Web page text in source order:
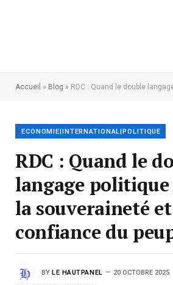
Accueil » Blog » RDC : Quand le double langage politique fragilise
ECONOMIE|INTERNATIONAL|POLITIQUE
RDC : Quand le
langage
la souveraineté
confiance du
BY LE HAUTPANEL 20 OCTOBRE 2025